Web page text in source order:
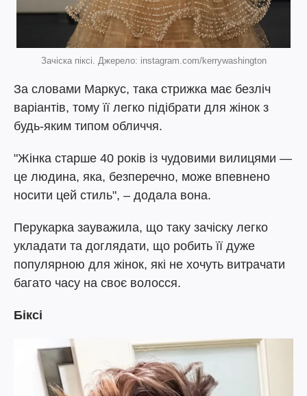
Зачіска піксі. Джерело: instagram.com/kerrywashington
За словами Маркус, така стрижка має безліч
варіантів, тому її легко підібрати для жінок з
будь-яким типом обличчя.
"Жінка старше 40 років із чудовими вилицями —
це людина, яка, безперечно, може впевнено
носити цей стиль", – додала вона.
Перукарка зауважила, що таку зачіску легко
укладати та доглядати, що робить її дуже
популярною для жінок, які не хочуть витрачати
багато часу на своє волосся.
Біксі